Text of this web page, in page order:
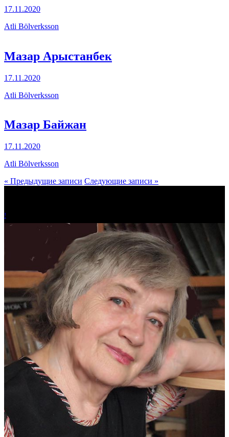
17.11.2020
Atli Bölverksson
Мазар Арыстанбек
17.11.2020
Atli Bölverksson
Мазар Байжан
17.11.2020
Atli Bölverksson
« Предыдущие записи Следующие записи »
!